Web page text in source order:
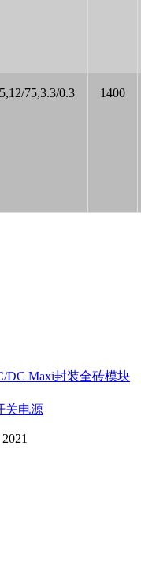
75,3.3/0.3 1400
DC Maxi封装全砖模块
关电源